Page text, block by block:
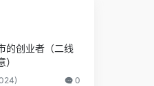
的创业者（二线
0